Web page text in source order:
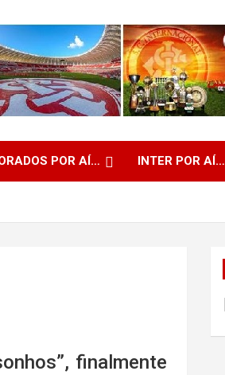
POR AÍ… INTER POR AÍ…
finalmente